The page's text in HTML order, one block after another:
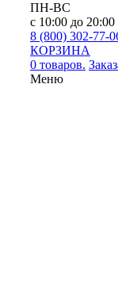
ПН-ВС
с 10:00 до 20:00
8 (800) 302-77-
КОРЗИНА
0 товаров.
Меню